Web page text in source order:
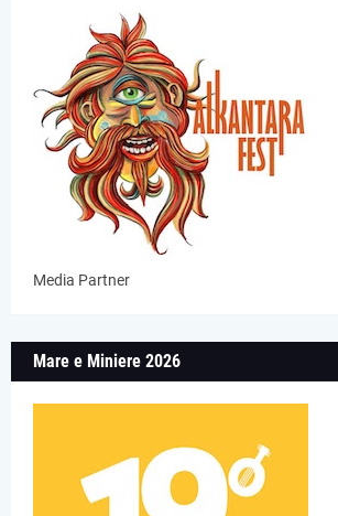
Media Partner
Mare e Miniere 2026